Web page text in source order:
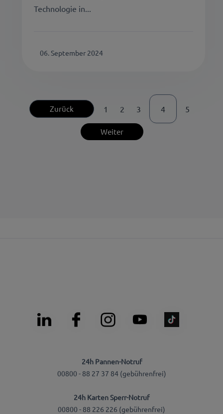
Technologie in...
06. September 2024
Zurück 1 2 3 4 5
Weiter
24h Pannen-Notruf
00800 - 88 27 37 84 (gebührenfrei)
24h Karten Sperr-Notruf
00800 - 88 226 226 (gebührenfrei)